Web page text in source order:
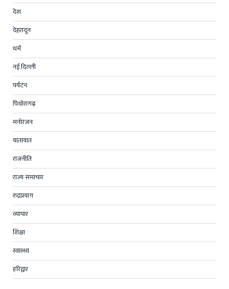
देश
देहरादून
धर्म
नई दिल्ली
पर्यटन
पिथोरागढ़
मनोरंजन
यातायात
राजनीति
राज्य समाचार
रुद्रप्रयाग
व्यापार
शिक्षा
स्वास्थ्य
हरिद्वार